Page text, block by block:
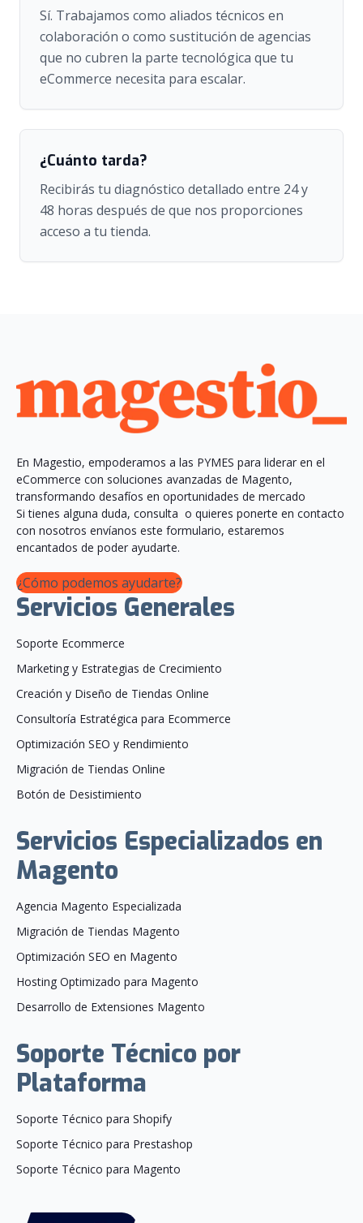
Sí. Trabajamos como aliados técnicos en
colaboración o como sustitución de agencias
que no cubren la parte tecnológica que tu
eCommerce necesita para escalar.
¿Cuánto tarda?
Recibirás tu diagnóstico detallado entre 24 y
48 horas después de que nos proporciones
acceso a tu tienda.
En Magestio, empoderamos a las PYMES para liderar en el
eCommerce con soluciones avanzadas de Magento,
transformando desafíos en oportunidades de mercado
Si tienes alguna duda, consulta o quieres ponerte en contacto
con nosotros envíanos este formulario, estaremos
encantados de poder ayudarte.
¿Cómo podemos ayudarte?
Servicios Generales
Soporte Ecommerce
Marketing y Estrategias de Crecimiento
Creación y Diseño de Tiendas Online
Consultoría Estratégica para Ecommerce
Optimización SEO y Rendimiento
Migración de Tiendas Online
Botón de Desistimiento
Servicios Especializados en
Magento
Agencia Magento Especializada
Migración de Tiendas Magento
Optimización SEO en Magento
Hosting Optimizado para Magento
Desarrollo de Extensiones Magento
Soporte Técnico por
Plataforma
Soporte Técnico para Shopify
Soporte Técnico para Prestashop
Soporte Técnico para Magento